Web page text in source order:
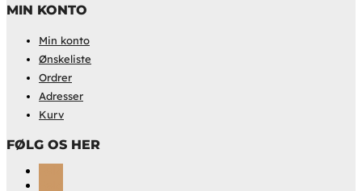
MIN KONTO
Min konto
Ønskeliste
Ordrer
Adresser
Kurv
FØLG OS HER